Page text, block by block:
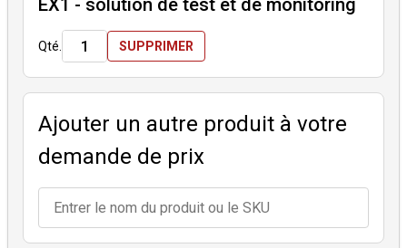
Partenaires
Fournisseurs
EX1 - solution de test et de monitoring
Qté. SUPPRIMER
Ajouter un autre produit à votre
demande de prix